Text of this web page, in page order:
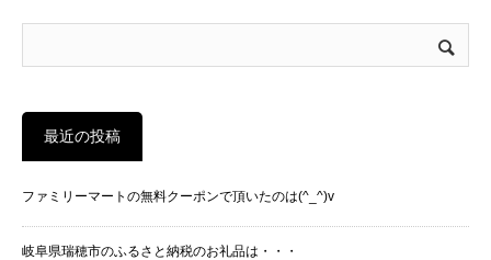
最近の投稿
ファミリーマートの無料クーポンで頂いたのは(^_^)v
岐阜県瑞穂市のふるさと納税のお礼品は・・・